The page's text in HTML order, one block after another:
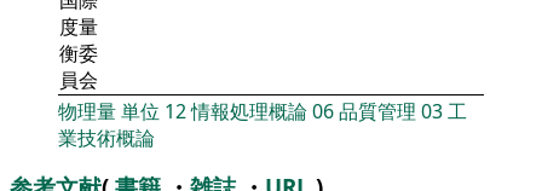
度量
衡委
員会
物理量単位 12情報処理概論06品質管理 03工
業技術概論